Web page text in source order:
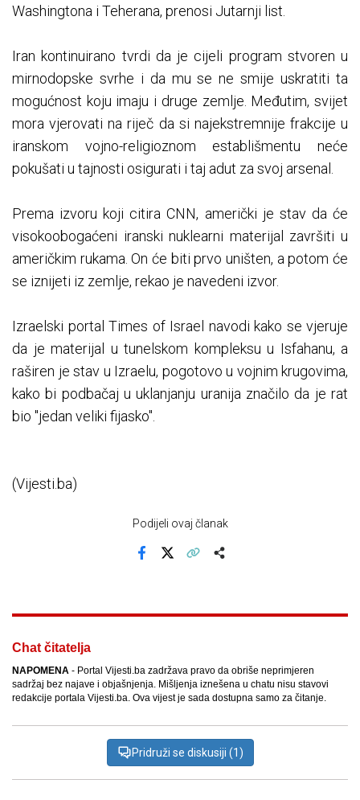
Washingtona i Teherana, prenosi Jutarnji list.
Iran kontinuirano tvrdi da je cijeli program stvoren u
mirnodopske svrhe i da mu se ne smije uskratiti ta
mogućnost koju imaju i druge zemlje. Međutim, svijet
mora vjerovati na riječ da si najekstremnije frakcije u
iranskom vojno-religioznom establišmentu neće
pokušati u tajnosti osigurati i taj adut za svoj arsenal.
Prema izvoru koji citira CNN, američki je stav da će
visokoobogaćeni iranski nuklearni materijal završiti u
američkim rukama. On će biti prvo uništen, a potom će
se iznijeti iz zemlje, rekao je navedeni izvor.
Izraelski portal Times of Israel navodi kako se vjeruje
da je materijal u tunelskom kompleksu u Isfahanu, a
raširen je stav u Izraelu, pogotovo u vojnim krugovima,
kako bi podbačaj u uklanjanju uranija značilo da je rat
bio "jedan veliki fijasko".
(Vijesti.ba)
Podijeli ovaj članak
Chat čitatelja
NAPOMENA - Portal Vijesti.ba zadržava pravo da obriše neprimjeren
sadržaj bez najave i objašnjenja. Mišljenja iznešena u chatu nisu stavovi
redakcije portala Vijesti.ba. Ova vijest je sada dostupna samo za čitanje.
Pridruži se diskusiji (1)